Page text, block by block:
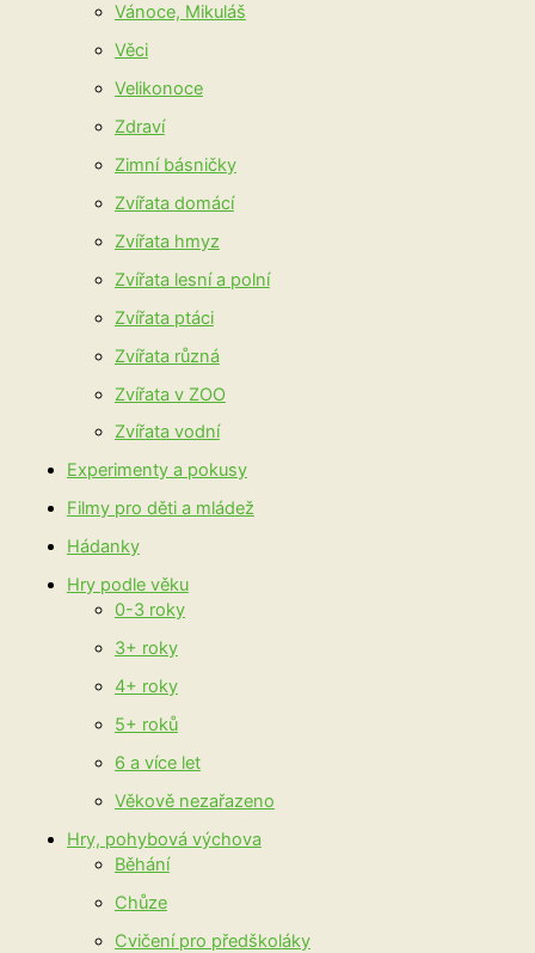
Vánoce, Mikuláš
Věci
Velikonoce
Zdraví
Zimní básničky
Zvířata domácí
Zvířata hmyz
Zvířata lesní a polní
Zvířata ptáci
Zvířata různá
Zvířata v ZOO
Zvířata vodní
Experimenty a pokusy
Filmy pro děti a mládež
Hádanky
Hry podle věku
0-3 roky
3+ roky
4+ roky
5+ roků
6 a více let
Věkově nezařazeno
Hry, pohybová výchova
Běhání
Chůze
Cvičení pro předškoláky